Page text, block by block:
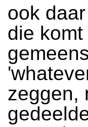
ook
die
zeggen,